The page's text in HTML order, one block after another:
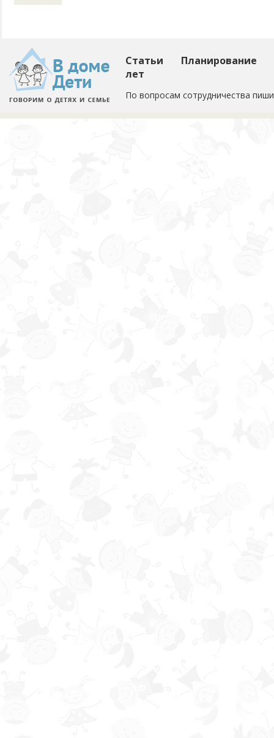
Статьи
Планирование
лет
По вопросам сотрудничества